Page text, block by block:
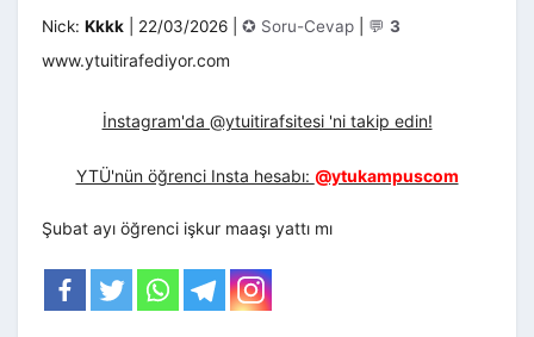
Nick: Kkkk 22/03/2026 Kategoriler
✪ Soru-Cevap 💬 3
www.ytuitirafediyor.com
İnstagram'da @ytuitirafsitesi 'ni takip edin!
YTÜ'nün öğrenci Insta hesabı: @ytukampuscom
Şubat ayı öğrenci işkur maaşı yattı mı